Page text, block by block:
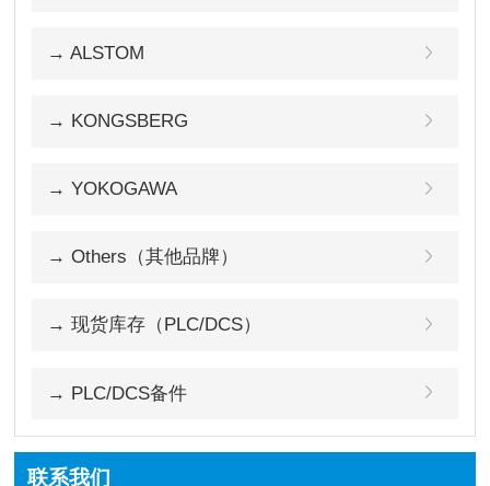
→ ALSTOM
→ KONGSBERG
→ YOKOGAWA
→ Others（其他品牌）
→ 现货库存（PLC/DCS）
→ PLC/DCS备件
联系我们